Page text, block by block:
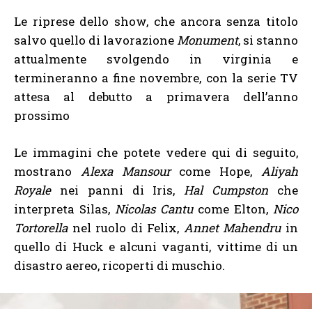
Le riprese dello show, che ancora senza titolo
salvo quello di lavorazioneMonument, si stanno
attualmente svolgendo in virginia e
termineranno a fine novembre, con la serie TV
attesa al debutto a primavera dell’anno
prossimo
Le immagini che potete vedere qui di seguito,
mostrano Alexa Mansourcome Hope,Aliyah
Royalenei panni di Iris,Hal Cumpston che
interpreta Silas, Nicolas Cantucome Elton, Nico
Tortorellanel ruolo di Felix, Annet Mahendruin
quello di Huck e alcuni vaganti, vittime di un
disastro aereo, ricoperti di muschio.